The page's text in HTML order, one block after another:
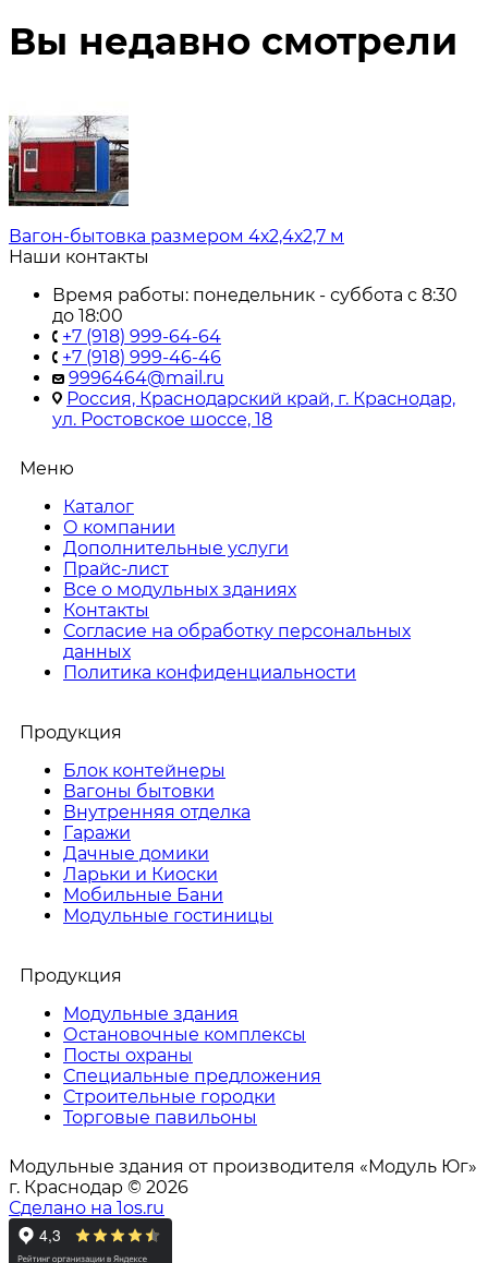
Вы недавно смотрели
Вагон-бытовка размером 4х2,4х2,7 м
Наши контакты
Время работы: понедельник - суббота с 8:30
до 18:00
+7 (918) 999-64-64
+7 (918) 999-46-46
9996464@mail.ru
Россия, Краснодарский край, г. Краснодар,
ул. Ростовское шоссе, 18
Меню
Каталог
О компании
Дополнительные услуги
Прайс-лист
Все о модульных зданиях
Контакты
Согласие на обработку персональных
данных
Политика конфиденциальности
Продукция
Блок контейнеры
Вагоны бытовки
Внутренняя отделка
Гаражи
Дачные домики
Ларьки и Киоски
Мобильные Бани
Модульные гостиницы
Продукция
Модульные здания
Остановочные комплексы
Посты охраны
Специальные предложения
Строительные городки
Торговые павильоны
Модульные здания от производителя «Модуль Юг»
г. Краснодар © 2026
Сделано на 1os.ru